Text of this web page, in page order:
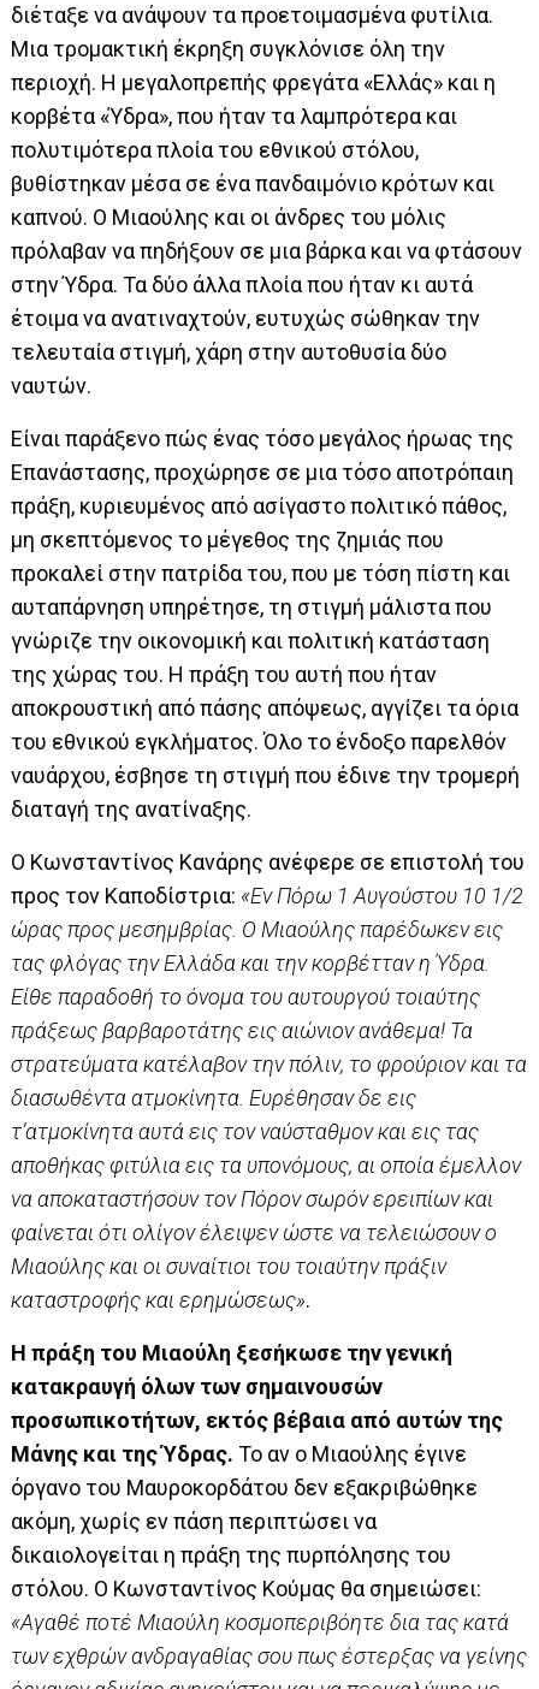
διέταξε να ανάψουν τα προετοιμασμένα φυτίλια.
Μια τρομακτική έκρηξη συγκλόνισε όλη την
περιοχή. Η μεγαλοπρεπής φρεγάτα «Ελλάς» και η
κορβέτα «Ύδρα», που ήταν τα λαμπρότερα και
πολυτιμότερα πλοία του εθνικού στόλου,
βυθίστηκαν μέσα σε ένα πανδαιμόνιο κρότων και
καπνού. Ο Μιαούλης και οι άνδρες του μόλις
πρόλαβαν να πηδήξουν σε μια βάρκα και να φτάσουν
στην Ύδρα. Τα δύο άλλα πλοία που ήταν κι αυτά
έτοιμα να ανατιναχτούν, ευτυχώς σώθηκαν την
τελευταία στιγμή, χάρη στην αυτοθυσία δύο
ναυτών.
Είναι παράξενο πώς ένας τόσο μεγάλος ήρωας της
Επανάστασης, προχώρησε σε μια τόσο αποτρόπαιη
πράξη, κυριευμένος από ασίγαστο πολιτικό πάθος,
μη σκεπτόμενος το μέγεθος της ζημιάς που
προκαλεί στην πατρίδα του, που με τόση πίστη και
αυταπάρνηση υπηρέτησε, τη στιγμή μάλιστα που
γνώριζε την οικονομική και πολιτική κατάσταση
της χώρας του. Η πράξη του αυτή που ήταν
αποκρουστική από πάσης απόψεως, αγγίζει τα όρια
του εθνικού εγκλήματος. Όλο το ένδοξο παρελθόν
ναυάρχου, έσβησε τη στιγμή που έδινε την τρομερή
διαταγή της ανατίναξης.
Ο Κωνσταντίνος Κανάρης ανέφερε σε επιστολή του
προς τον Καποδίστρια: «Εν Πόρω 1 Αυγούστου 10 1/2
ώρας προς μεσημβρίας. Ο Μιαούλης παρέδωκεν εις
τας φλόγας την Ελλάδα και την κορβέτταν η Ύδρα.
Είθε παραδοθή το όνομα του αυτουργού τοιαύτης
πράξεως βαρβαροτάτης εις αιώνιον ανάθεμα! Τα
στρατεύματα κατέλαβον την πόλιν, το φρούριον και τα
διασωθέντα ατμοκίνητα. Ευρέθησαν δε εις
τ’ατμοκίνητα αυτά εις τον ναύσταθμον και εις τας
αποθήκας φιτύλια εις τα υπονόμους, αι οποία έμελλον
να αποκαταστήσουν τον Πόρον σωρόν ερειπίων και
φαίνεται ότι ολίγον έλειψεν ώστε να τελειώσουν ο
Μιαούλης και οι συναίτιοι του τοιαύτην πράξιν
καταστροφής και ερημώσεως».
Η πράξη του Μιαούλη ξεσήκωσε την γενική
κατακραυγή όλων των σημαινουσών
προσωπικοτήτων, εκτός βέβαια από αυτών της
Μάνης και της Ύδρας.Το αν ο Μιαούλης έγινε
όργανο του Μαυροκορδάτου δεν εξακριβώθηκε
ακόμη, χωρίς εν πάση περιπτώσει να
δικαιολογείται η πράξη της πυρπόλησης του
στόλου. Ο Κωνσταντίνος Κούμας θα σημειώσει:
«Αγαθέ ποτέ Μιαούλη κοσμοπεριβόητε δια τας κατά
των εχθρών ανδραγαθίας σου πως έστερξας να γείνης